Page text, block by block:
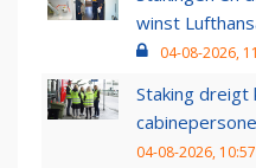
winst
04-08-2026,
Staking dreigt
04-08-2026, 10:57